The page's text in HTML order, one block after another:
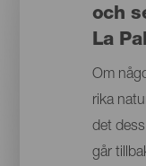
och
La
Om
rika
det
går